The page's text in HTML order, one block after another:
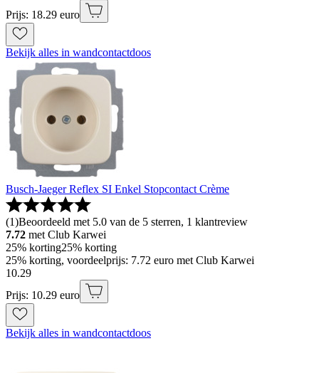
Prijs: 18.29 euro
Bekijk alles in wandcontactdoos
Busch-Jaeger Reflex SI Enkel Stopcontact Crème
(1)Beoordeeld met 5.0 van de 5 sterren, 1 klantreview
7.72 met Club Karwei
25% korting25% korting
25% korting, voordeelprijs: 7.72 euro met Club Karwei
10.29
Prijs: 10.29 euro
Bekijk alles in wandcontactdoos